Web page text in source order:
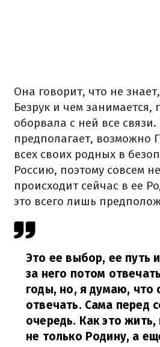
Она говорит, что не
Безрук и чем занимается,
оборвала с ней все
предполагает, возможно
всех своих родных в
Россию, поэтому совсем
происходит сейчас в ее
это всего лишь
Это ее выбор, ее путь
за него потом
годы, но, я думаю, что
отвечать. Сама перед
очередь. Как это
не только Родину, а